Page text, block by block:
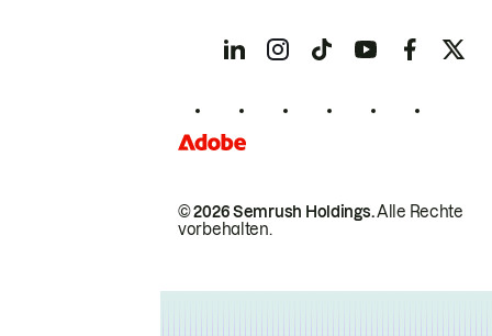
© 2026 Semrush Holdings.Alle Rechte
vorbehalten.